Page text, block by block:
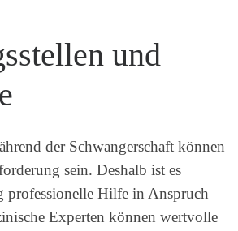
und
der Schwangerschaft können
sein. Deshalb ist es
professionelle Hilfe in Anspruch
Experten können wertvolle